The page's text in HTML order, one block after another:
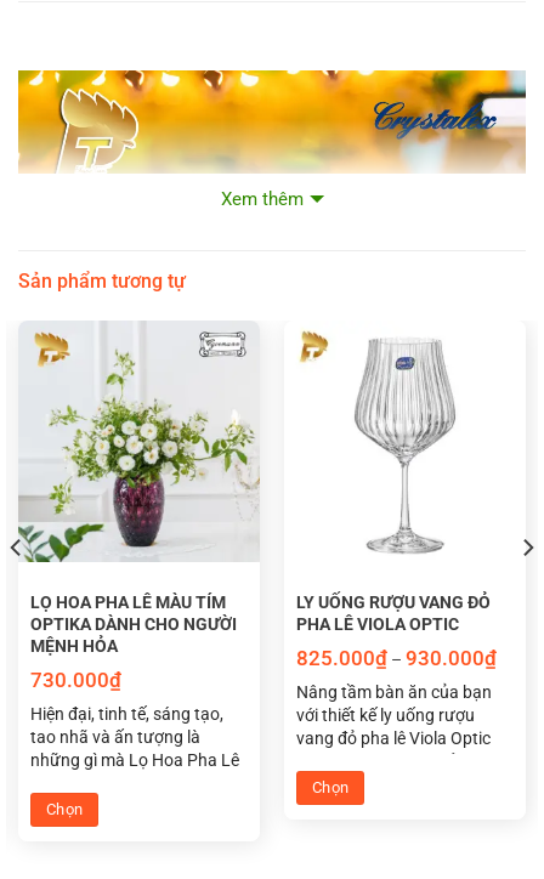
>>> Ý nghĩa của pha lê trong phong thủy học
ĐIỂM NỔI BẬT CỦA BỘ LY UỐNG
RƯỢU VANG TRẮNG PHA LÊ GINA
WHITE WINE230ML, 350ML, 450ML
–Ly uống rượu vang
Xem thêm
Sản phẩm tương tự
LỌ HOA PHA LÊ MÀU TÍM
OPTIKA DÀNH CHO NGƯỜI
MỆNH HỎA
730.000₫
Hiện đại, tinh tế, sáng tạo,
tao nhã và ấn tượng là
những gì mà Lọ Hoa Pha Lê
phong thủy cho người mệnh
hỏa đem lại may mắn cho
Chọn
LY UỐNG RƯỢU VANG ĐỎ
PHA LÊ VIOLA OPTIC
825.000₫ – 930.000₫giá:
Nâng tầm bàn ăn của bạn
với thiết kế ly uống rượu
vang đỏ pha lê Viola Optic
phục vụ rượu tại nhà hàng,
khách sạn hoặc làm quà
Chọn